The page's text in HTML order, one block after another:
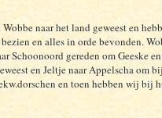
naar het land geweest en
en alles in orde bevonden.
Schoonoord gereden om Geeske
en Jeltje naar Appelscha om
en toen hebben wij bij